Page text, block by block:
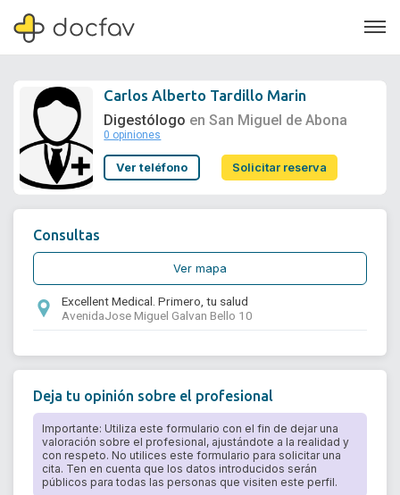
Soporte
Carlos Alberto Tardillo Marin
Digestólogo en San Miguel de Abona
0 opiniones
Ver teléfono Solicitar reserva
Consultas
Ver mapa
Excellent Medical. Primero, tu salud
AvenidaJose Miguel Galvan Bello 10
Deja tu opinión sobre el profesional
Importante: Utiliza este formulario con el fin de dejar una
valoración sobre el profesional, ajustándote a la realidad y
con respeto. No utilices este formulario para solicitar una
cita. Ten en cuenta que los datos introducidos serán
públicos para todas las personas que visiten este perfil.